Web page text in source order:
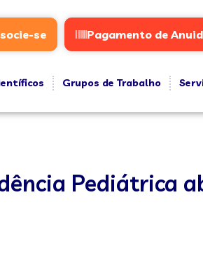
se Pagamento de
Grupos de Trabalho
Pediátrica